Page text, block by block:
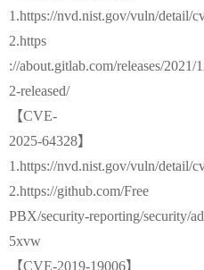
1.https://nvd.nist.gov/vuln/detail/
2.https
://about.gitlab.com/releases/
2-released/
【CVE-
2025-64328】
1.https://nvd.nist.gov/vuln/detail/
2.https://github.com/Free
PBX/security-reporting/security/
5xvw
【CVE-2019-19006】